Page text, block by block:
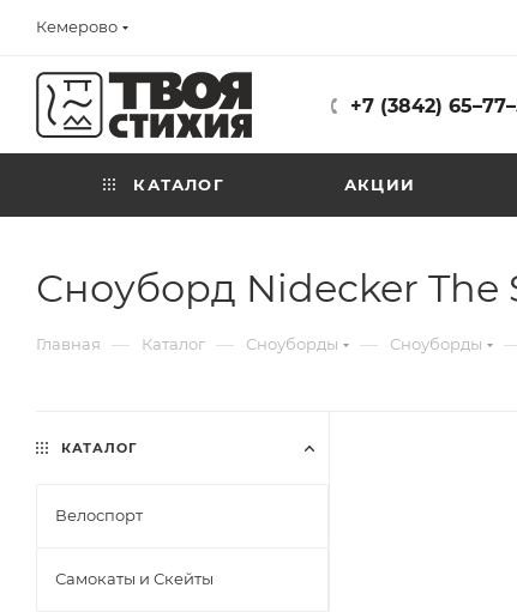
Кемерово
+7 (3842)
КАТАЛОГ АКЦИИ
Сноуборд Nidecker The
Главная — Каталог — Сноуборды — Сноуборды
КАТАЛОГ
Велоспорт
Самокаты и Скейты